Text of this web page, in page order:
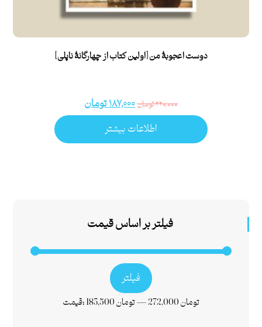
دوست اعجوبۀ من [اولین کتاب از چهارگانۀ ناپلی]
۲۲۰,۰۰۰تومان۱۸۷,۰۰۰تومان
اطلاعات بیشتر
فیلتر بر اساس قیمت
فیلتر
قیمت: 183,500 تومان— 272,000 تومان